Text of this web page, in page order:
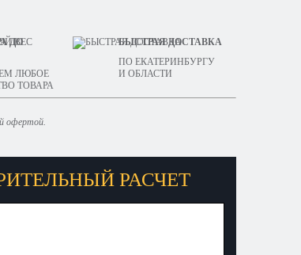
ДО
ЛЮБОЕ
ТОВАРА
БЫСТРАЯ ДОСТАВКА
ПО ЕКАТЕРИНБУРГУ
И ОБЛАСТИ
офертой.
РАСЧЕТ